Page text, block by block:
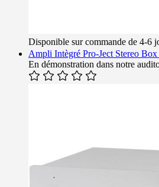
Disponible sur commande de 4-6
Ampli Intègré Pro-Ject Stereo
En démonstration dans notre